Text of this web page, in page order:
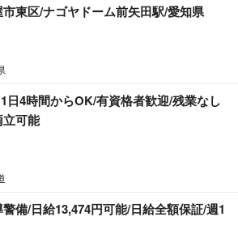
東区/ナゴヤドーム前矢田駅/愛知県
日4時間からOK/有資格者歓迎/残業なし
可能
備/日給13,474円可能/日給全額保証/週1